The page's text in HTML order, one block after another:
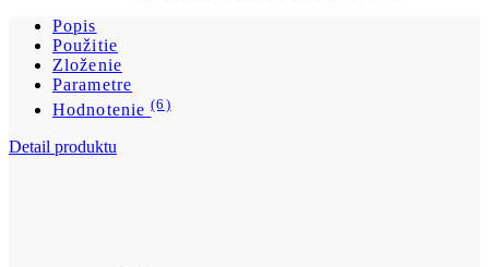
Popis
Použitie
Zloženie
Parametre
Hodnotenie (6)
Detail produktu